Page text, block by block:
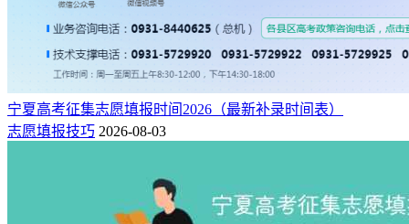
宁夏高考征集志愿填报时间2026（最新补录时间表）
志愿填报技巧 2026-08-03